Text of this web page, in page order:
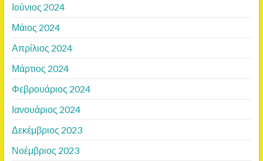
Ιούνιος 2024
Μάιος 2024
Απρίλιος 2024
Μάρτιος 2024
Φεβρουάριος 2024
Ιανουάριος 2024
Δεκέμβριος 2023
Νοέμβριος 2023